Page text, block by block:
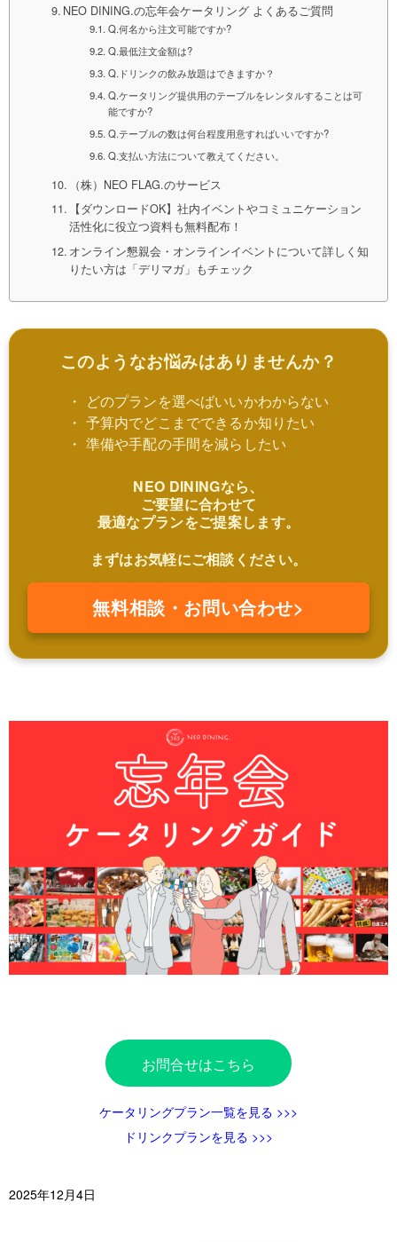
NEO DINING.の忘年会ケータリング よくあるご質問
Q.何名から注文可能ですか?
Q.最低注文金額は?
Q.ドリンクの飲み放題はできますか？
Q.ケータリング提供用のテーブルをレンタルすることは可
能ですか?
Q.テーブルの数は何台程度用意すればいいですか?
Q.支払い方法について教えてください。
（株）NEO FLAG.のサービス
【ダウンロードOK】社内イベントやコミュニケーション
活性化に役立つ資料も無料配布！
オンライン懇親会・オンラインイベントについて詳しく知
りたい方は「デリマガ」もチェック
このようなお悩みはありませんか？
・ どのプランを選べばいいかわからない
・ 予算内でどこまでできるか知りたい
・ 準備や手配の手間を減らしたい
NEO DININGなら、
ご要望に合わせて
最適なプランをご提案します。
まずはお気軽にご相談ください。
無料相談・お問い合わせ>
お問合せはこちら
ケータリングプラン一覧を見る >>>
ドリンクプランを見る >>>
2025年12月4日